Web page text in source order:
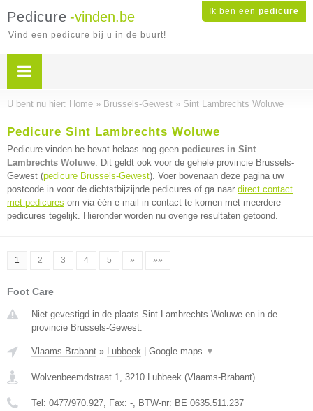
Ik ben een pedicure
Pedicure -vinden.be
Vind een pedicure bij u in de buurt!
U bent nu hier: Home » Brussels-Gewest » Sint Lambrechts Woluwe
Pedicure Sint Lambrechts Woluwe
Pedicure-vinden.be bevat helaas nog geen pedicures in Sint
Lambrechts Woluwe. Dit geldt ook voor de gehele provincie Brussels-
Gewest (pedicure Brussels-Gewest). Voer bovenaan deze pagina uw
postcode in voor de dichtstbijzijnde pedicures of ga naar direct contact
met pedicures om via één e-mail in contact te komen met meerdere
pedicures tegelijk. Hieronder worden nu overige resultaten getoond.
1 2 3 4 5 » »»
Foot Care
Niet gevestigd in de plaats Sint Lambrechts Woluwe en in de
provincie Brussels-Gewest.
Vlaams-Brabant » Lubbeek Google maps ▼
Wolvenbeemdstraat 1, 3210 Lubbeek (Vlaams-Brabant)
Tel: 0477/970.927, Fax: -, BTW-nr: BE 0635.511.237